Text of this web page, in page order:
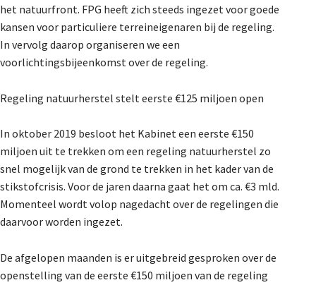
het natuurfront. FPG heeft zich steeds ingezet voor goede
kansen voor particuliere terreineigenaren bij de regeling.
In vervolg daarop organiseren we een
voorlichtingsbijeenkomst over de regeling.
Regeling natuurherstel stelt eerste €125 miljoen open
In oktober 2019 besloot het Kabinet een eerste €150
miljoen uit te trekken om een regeling natuurherstel zo
snel mogelijk van de grond te trekken in het kader van de
stikstofcrisis. Voor de jaren daarna gaat het om ca. €3 mld.
Momenteel wordt volop nagedacht over de regelingen die
daarvoor worden ingezet.
De afgelopen maanden is er uitgebreid gesproken over de
openstelling van de eerste €150 miljoen van de regeling